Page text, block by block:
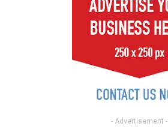
- Advertisement -